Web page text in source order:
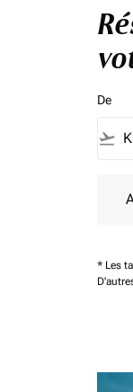
De
flight_takeoff
* Les